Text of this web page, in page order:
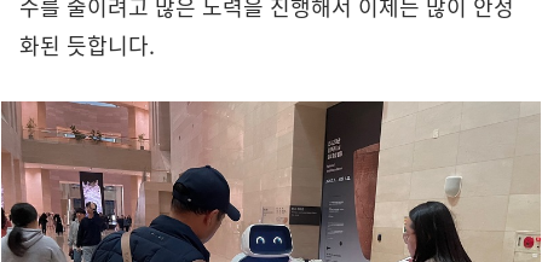
수를 줄이려고 많은 노력을 진행해서 이제는 많이 안정
화된 듯합니다.